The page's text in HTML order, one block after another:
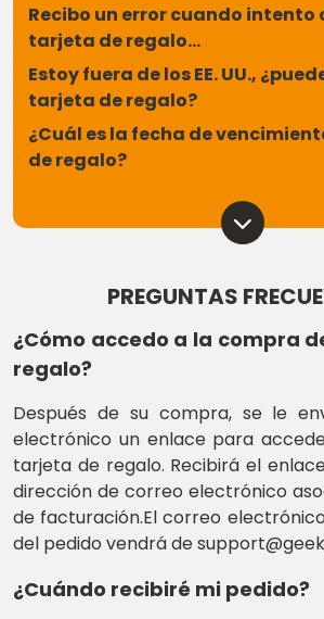
Recibo un error cuando intento
tarjeta de regalo...
Estoy fuera de los EE. UU.,
tarjeta de regalo?
¿Cuál es la fecha de
de regalo?
PREGUNTAS
¿Cómo accedo a la compra
regalo?
Después de su compra, se le
electrónico un enlace para
tarjeta de regalo. Recibirá el
dirección de correo electrónico
de facturación.El correo
del pedido vendrá de
¿Cuándo recibiré mi pedido?